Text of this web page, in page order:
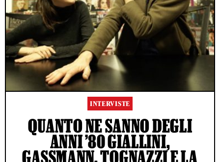
INTERVISTE
QUANTO NE SANNO DEGLI
ANNI ’80 GIALLINI,
GASSMANN, TOGNAZZI E LA